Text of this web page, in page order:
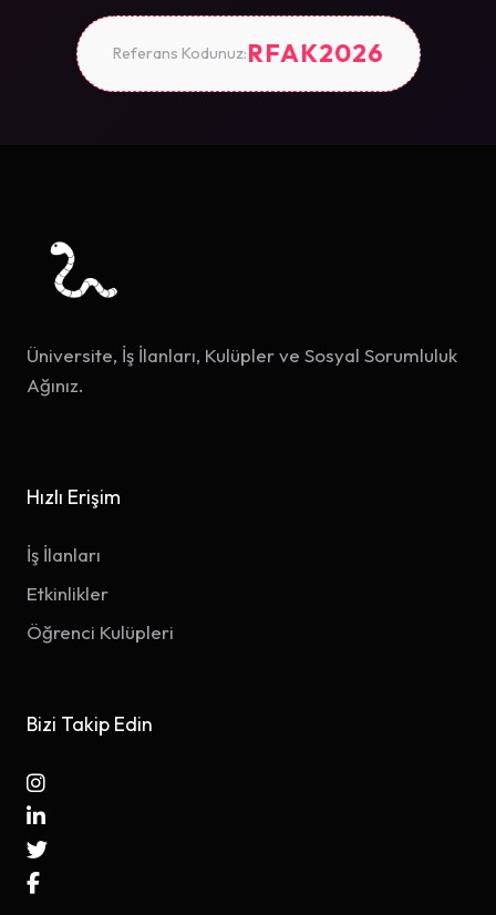
Referans Kodunuz:RFAK2026
Üniversite, İş İlanları, Kulüpler ve Sosyal Sorumluluk
Ağınız.
Hızlı Erişim
İş İlanları
Etkinlikler
Öğrenci Kulüpleri
Bizi Takip Edin